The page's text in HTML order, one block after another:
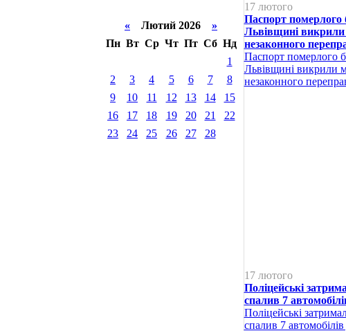
« Лютий 2026 »
Пн Вт Ср Чт Пт Сб Нд
1
2
3 4 5 6 7
8
9
10 11 12 13 14
15
16
17 18 19 20 21
22
23
24 25 26 27 28
17 лютого
Паспорт померлого
Львівщині викрили
незаконного
Паспорт померлого
Львівщині викрили
незаконного
17 лютого
Поліцейські
спалив 7
Поліцейські
спалив 7